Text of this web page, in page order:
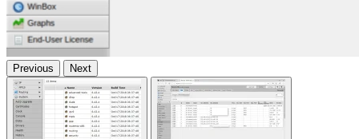
Previous Next